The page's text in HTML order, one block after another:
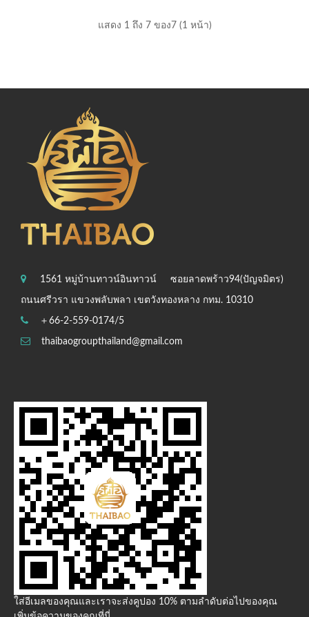
แสดง 1 ถึง 7 ของ7 (1 หน้า)
1561 หมู่บ้านทาวน์อินทาวน์ ซอยลาดพร้าว94(ปัญจมิตร)
ถนนศรีวรา แขวงพลับพลา เขตวังทองหลาง กทม. 10310
＋66-2-559-0174/5
thaibaogroupthailand@gmail.com
ใส่อีเมลของคุณและเราจะส่งคูปอง 10% ตามลำดับต่อไปของคุณ